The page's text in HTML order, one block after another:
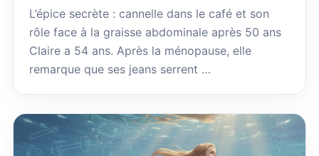
L’épice secrète : cannelle dans le café et son
rôle face à la graisse abdominale après 50 ans
Claire a 54 ans. Après la ménopause, elle
remarque que ses jeans serrent …